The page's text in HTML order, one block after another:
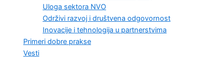
Uloga sektora NVO
Održivi razvoj i društvena odgovornost
Inovacije i tehnologija u partnerstvima
Primeri dobre prakse
Vesti